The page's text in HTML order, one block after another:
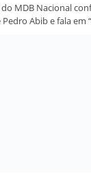
MDB Nacional
Abib e fala em